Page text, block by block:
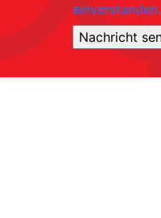
einverstanden.